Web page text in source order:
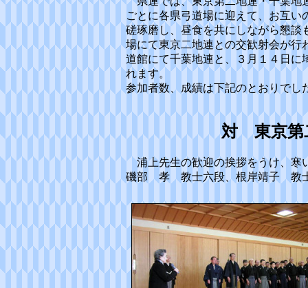
ごとに各県弓道場に迎えて、お互
磋琢磨し、昼食を共にしながら懇談
場にて東京二地連との交歓射会が行
道館にて千葉地連と、３月１４日に
れます。
参加者数、成績は下記のとおりでし
対 東京第
浦上先生の歓迎の挨拶をうけ、
磯部 孝 教士六段、根岸靖子 教